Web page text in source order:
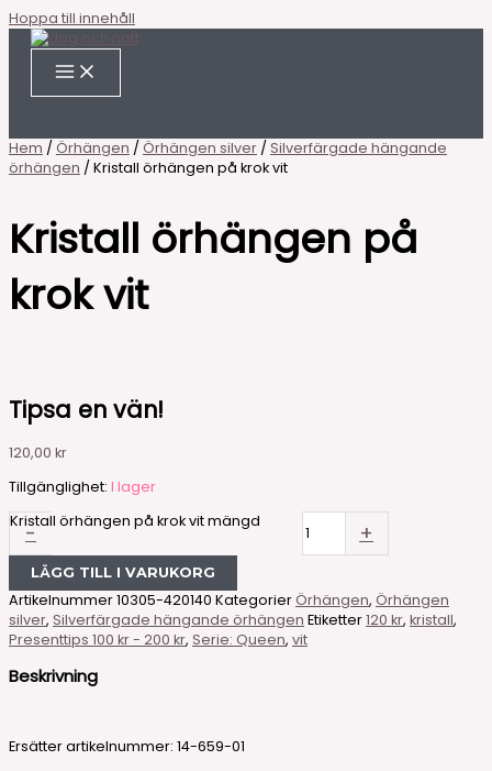
Hoppa till innehåll
Hem / Örhängen / Örhängen silver / Silverfärgade hängande
örhängen / Kristall örhängen på krok vit
Kristall örhängen på
krok vit
Tipsa en vän!
120,00 kr
Tillgänglighet: I lager
-
Kristall örhängen på krok vit mängd +
LÄGG TILL I VARUKORG
Artikelnummer10305-420140 KategorierÖrhängen, Örhängen
silver, Silverfärgade hängande örhängen Etiketter120 kr, kristall,
Presenttips 100 kr - 200 kr, Serie: Queen, vit
Beskrivning
Ersätter artikelnummer: 14-659-01